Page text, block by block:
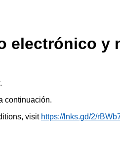
electrónico y
continuación.
visit https://lnks.gd/2/